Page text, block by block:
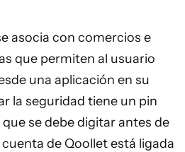
asocia con comercios e
que permiten al usuario
una aplicación en su
la seguridad tiene un pin
se debe digitar antes de
de Qoollet está ligada